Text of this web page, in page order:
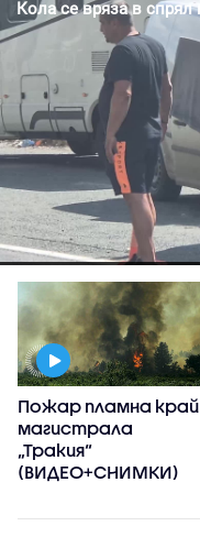
Пожар пламна край
магистрала
„Тракия“
(ВИДЕО+СНИМКИ)